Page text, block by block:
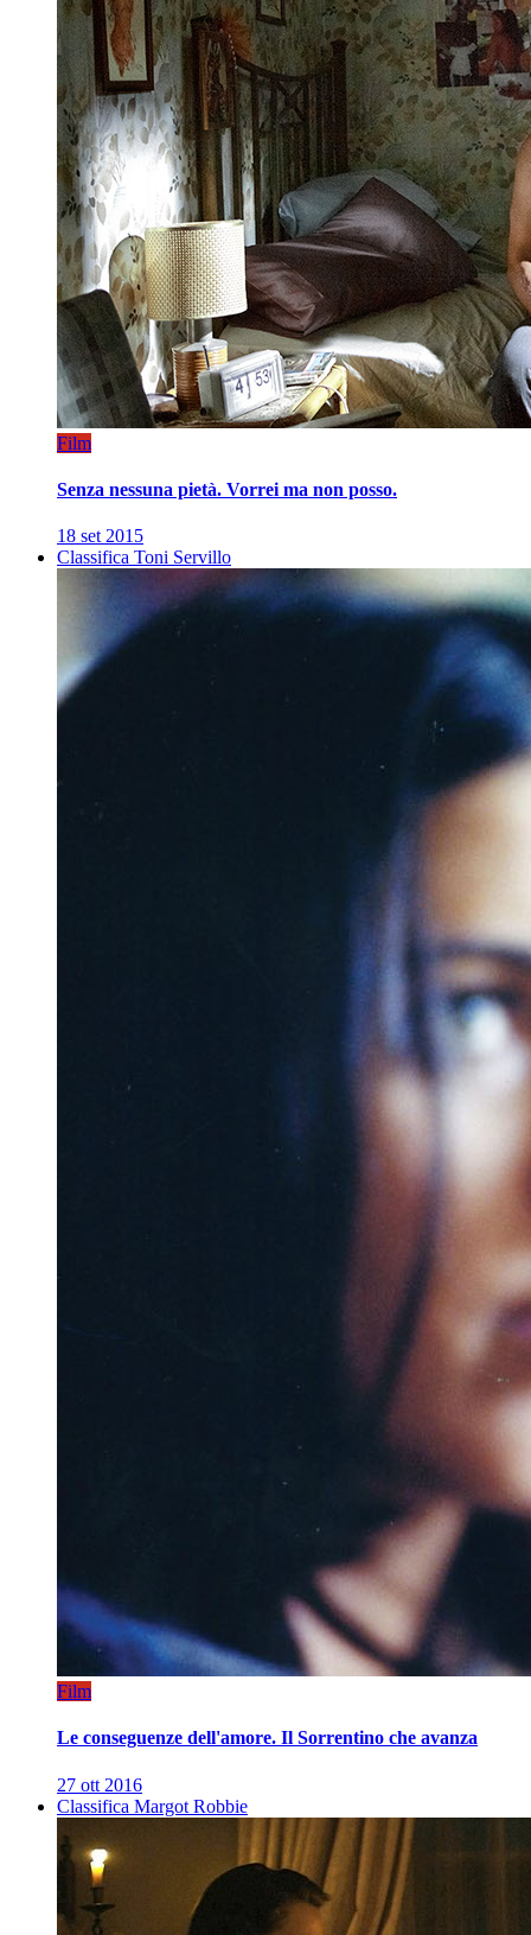
Film
Senza nessuna pietà. Vorrei ma non posso.
18 set 2015
Classifica Toni Servillo
Film
Le conseguenze dell'amore. Il Sorrentino che avanza
27 ott 2016
Classifica Margot Robbie